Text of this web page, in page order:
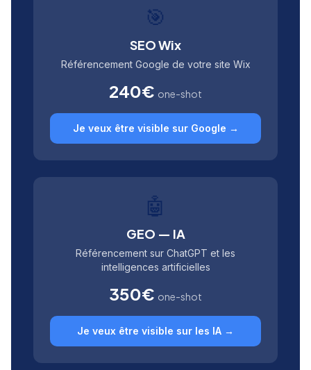
🎯
SEO Wix
Référencement Google de votre site Wix
240€ one-shot
Je veux être visible sur Google →
🤖
GEO — IA
Référencement sur ChatGPT et les
intelligences artificielles
350€ one-shot
Je veux être visible sur les IA →